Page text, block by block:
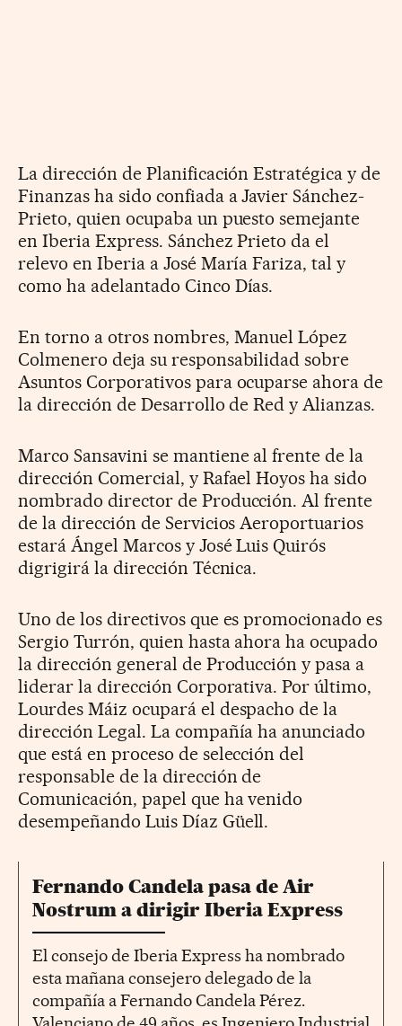
La dirección de Planificación Estratégica y de
Finanzas ha sido confiada a Javier Sánchez-
Prieto, quien ocupaba un puesto semejante
en Iberia Express. Sánchez Prieto da el
relevo en Iberia a José María Fariza, tal y
como ha adelantado Cinco Días.
En torno a otros nombres, Manuel López
Colmenero deja su responsabilidad sobre
Asuntos Corporativos para ocuparse ahora de
la dirección de Desarrollo de Red y Alianzas.
Marco Sansavini se mantiene al frente de la
dirección Comercial, y Rafael Hoyos ha sido
nombrado director de Producción. Al frente
de la dirección de Servicios Aeroportuarios
estará Ángel Marcos y José Luis Quirós
digrigirá la dirección Técnica.
Uno de los directivos que es promocionado es
Sergio Turrón, quien hasta ahora ha ocupado
la dirección general de Producción y pasa a
liderar la dirección Corporativa. Por último,
Lourdes Máiz ocupará el despacho de la
dirección Legal. La compañía ha anunciado
que está en proceso de selección del
responsable de la dirección de
Comunicación, papel que ha venido
desempeñando Luis Díaz Güell.
Fernando Candela pasa de Air
Nostrum a dirigir Iberia Express
El consejo de Iberia Express ha nombrado
esta mañana consejero delegado de la
compañía a Fernando Candela Pérez.